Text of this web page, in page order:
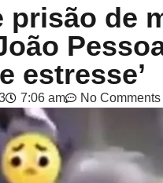
prisão de
estresse’
7:06 am No Comments